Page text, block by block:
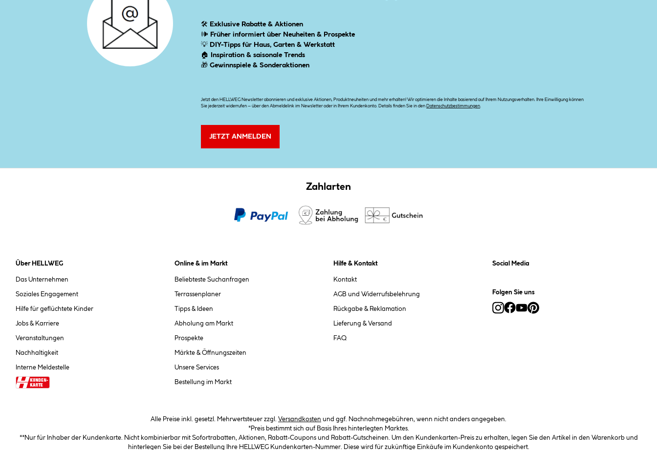
🛠 Exklusive Rabatte & Aktionen
🕪 Früher informiert über Neuheiten & Prospekte
💡 DIY-Tipps für Haus, Garten & Werkstatt
🏠
Inspiration & saisonale Trends
🎁Gewinnspiele & Sonderaktionen
Jetzt den HELLWEG Newsletter abonnieren und exklusive Aktionen, Produktneuheiten und mehr erhalten! Wir optimieren die Inhalte basierend auf Ihrem Nutzungsverhalten. Ihre Einwilligung können
Sie jederzeit widerrufen – über den Abmeldelink im Newsletter oder in Ihrem Kundenkonto. Details finden Sie in den Datenschutzbestimmungen.
JETZT ANMELDEN
Zahlarten
Über HELLWEG
Das Unternehmen
Soziales Engagement
Hilfe für geflüchtete Kinder
Jobs & Karriere
Veranstaltungen
Nachhaltigkeit
Interne Meldestelle
Online & im Markt
Beliebteste Suchanfragen
Terrassenplaner
Tipps & Ideen
Abholung am Markt
Prospekte
Märkte & Öffnungszeiten
Unsere Services
Bestellung im Markt
Hilfe & Kontakt
Kontakt
AGB und Widerrufsbelehrung
Rückgabe & Reklamation
Lieferung & Versand
FAQ
Social Media
Folgen Sie uns
Alle Preise inkl. gesetzl. Mehrwertsteuer zzgl. Versandkosten und ggf. Nachnahmegebühren, wenn nicht anders angegeben.
*Preis bestimmt sich auf Basis Ihres hinterlegten Marktes.
**Nur für Inhaber der Kundenkarte. Nicht kombinierbar mit Sofortrabatten, Aktionen, Rabatt-Coupons und Rabatt-Gutscheinen. Um den Kundenkarten-Preis zu erhalten, legen Sie den Artikel in den Warenkorb und
hinterlegen Sie bei der Bestellung Ihre HELLWEG Kundenkarten-Nummer. Diese wird für zukünftige Einkäufe im Kundenkonto gespeichert.